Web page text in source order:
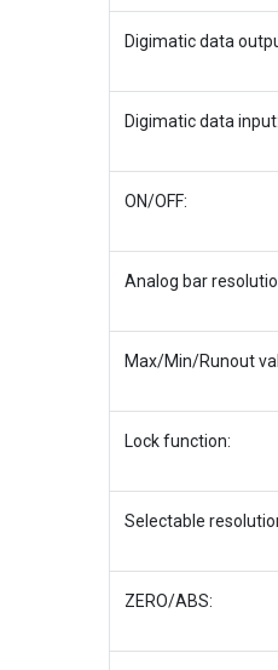
Digimatic data
Digimatic data input:
ON/OFF:
Analog bar
Max/Min/Runout
Lock function:
Selectable
ZERO/ABS: